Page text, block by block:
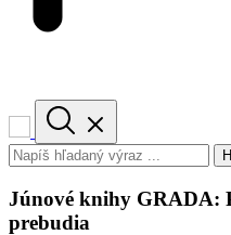
Júnové knihy GRADA:
prebudia